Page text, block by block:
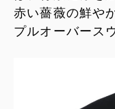
赤い薔薇の鮮や
プルオーバース